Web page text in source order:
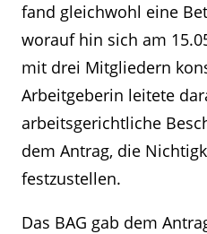
fand gleichwohl eine
worauf hin sich am
mit drei Mitgliedern
Arbeitgeberin leitete
arbeitsgerichtliche
dem Antrag, die
festzustellen.
Das BAG gab dem